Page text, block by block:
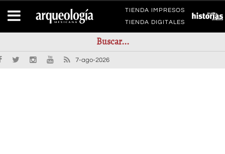
TIENDA IMPRESOS
TIENDA DIGITALES
7-ago-2026